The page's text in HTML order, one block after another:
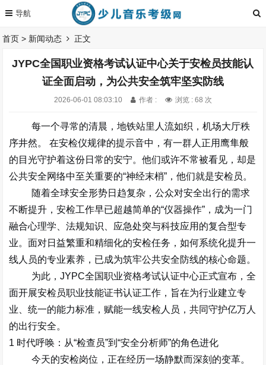
首页 > 新闻动态 正文
JYPC全国职业资格考试认证中心关于安检员技能认
证全面启动，为公共安全筑牢坚实防线
2026-06-01 08:03:10 作者 : 浏览 : 68 次
每一个寻常的清晨，地铁站里人流如织，机场大厅秩
序井然。
在安检仪规律的提示音中，有一群人正用鹰隼般
的目光守护着这份日常的安宁。他们或许不常被看见，却是
公共安全网络中至关重要的“神经末梢” ，他们就是安检员。
随着全球安全形势日趋复杂，公众对安全出行的需求
不断提升，安检工作早已超越简单的“仪器操作” ，成为一门
融合心理学、法规知识、应急处突与科技应用的复合型专
业。面对日益繁重和精细化的安检任务，如何系统化提升一
线人员的专业素养，已成为筑牢公共安全防线的核心命题。
为此， JYPC全国职业资格考试认证中心正式宣布，全
面开展安检员职业技能证书认证工作 ，旨在为行业建立专
业、统一的能力标准，赋能一线安检人员，共同守护亿万人
的出行安全。
1 时代呼唤：从“检查员”到“安全分析师”的角色进化
今天的安检岗位，正在经历一场静默而深刻的变革。